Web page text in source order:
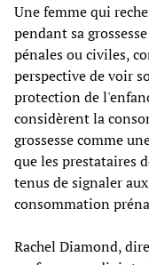
Une femme qui
pendant sa
pénales ou civiles,
perspective de voir
protection de
considèrent la
grossesse comme
que les prestataires
tenus de signaler
consommation
Rachel Diamond,